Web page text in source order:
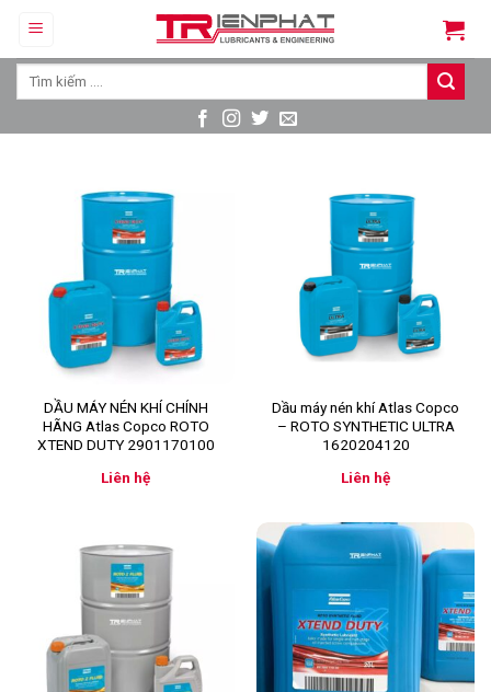
content
Tìm
DẦU MÁY NÉN KHÍ CHÍNH
HÃNG Atlas Copco ROTO
XTEND DUTY 2901170100
Liên hệ
Dầu máy nén khí Atlas Copco
– ROTO SYNTHETIC ULTRA
1620204120
Liên hệ